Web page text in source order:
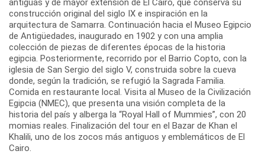
construcción original del siglo IX e inspiración en la
arquitectura de Samarra. Continuación hacia el Museo Egipcio
de Antigüedades, inaugurado en 1902 y con una amplia
colección de piezas de diferentes épocas de la historia
egipcia. Posteriormente, recorrido por el Barrio Copto, con la
iglesia de San Sergio del siglo V, construida sobre la cueva
donde, según la tradición, se refugió la Sagrada Familia.
Comida en restaurante local. Visita al Museo de la Civilización
Egipcia (NMEC), que presenta una visión completa de la
historia del país y alberga la “Royal Hall of Mummies”, con 20
momias reales. Finalización del tour en el Bazar de Khan el
Khalili, uno de los zocos más antiguos y emblemáticos de El
Cairo.